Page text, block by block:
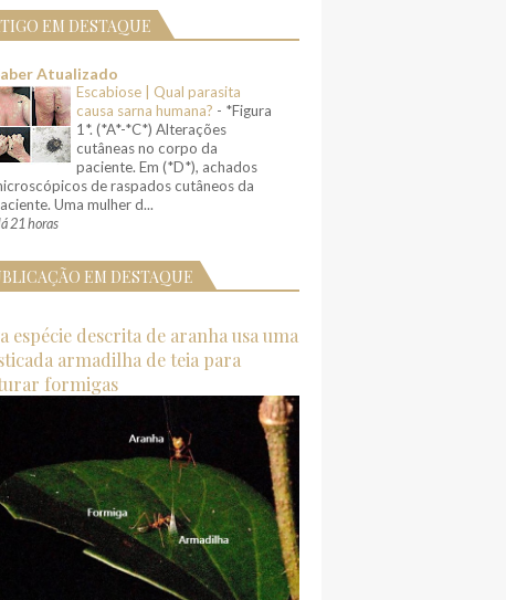
EM DESTAQUE
Atualizado
Escabiose | Qual parasita
causa sarna humana? - *Figura
1*. (*A*-*C*) Alterações
cutâneas no corpo da
paciente. Em (*D*), achados
de raspados cutâneos da
Uma mulher d...
21 horas
EM DESTAQUE
espécie descrita de aranha usa uma
armadilha de teia para
formigas